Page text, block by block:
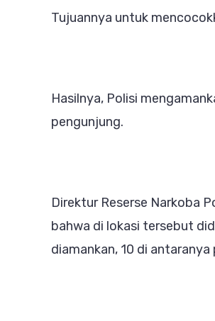
Tujuannya untuk
Hasilnya, Polisi
pengunjung.
Direktur Reserse Narkoba
bahwa di lokasi tersebut
diamankan, 10 di